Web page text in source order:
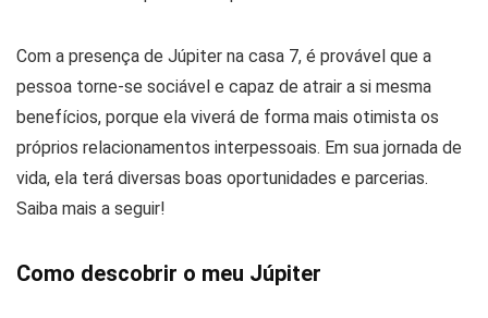
Com a presença de Júpiter na casa 7, é provável que a
pessoa torne-se sociável e capaz de atrair a si mesma
benefícios, porque ela viverá de forma mais otimista os
próprios relacionamentos interpessoais. Em sua jornada de
vida, ela terá diversas boas oportunidades e parcerias.
Saiba mais a seguir!
Como descobrir o meu Júpiter